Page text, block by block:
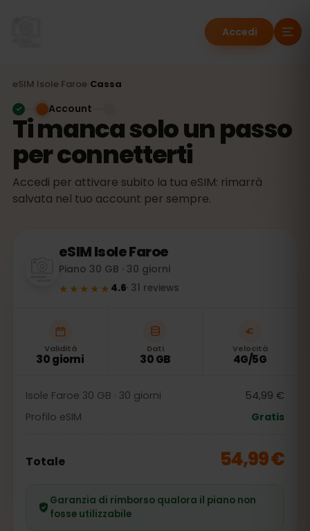
Accedi
eSIM Isole Faroe Cassa
Ti manca solo un passo
per connetterti
Accedi per attivare subito la tua eSIM: rimarrà
salvata nel tuo account per sempre.
Account
eSIMIsole Faroe
Piano 30 GB · 30 giorni
★★★★★ 4.6· 31 reviews
Validità
30 giorni
Dati
30 GB
Velocità
4G/5G
Isole Faroe 30 GB · 30 giorni
54,99 €
Profilo eSIM
Gratis
Totale 54,99 €
Garanzia di rimborso qualora il piano non
fosse utilizzabile